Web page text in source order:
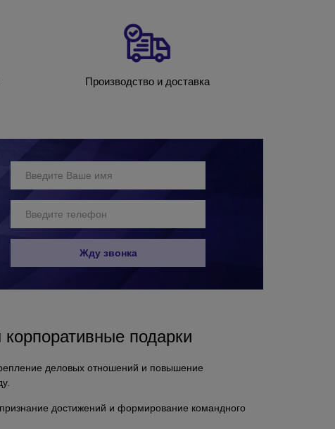
Производство и доставка
Жду звонка
подарки
деловых отношений и повышение
достижений и формирование командного